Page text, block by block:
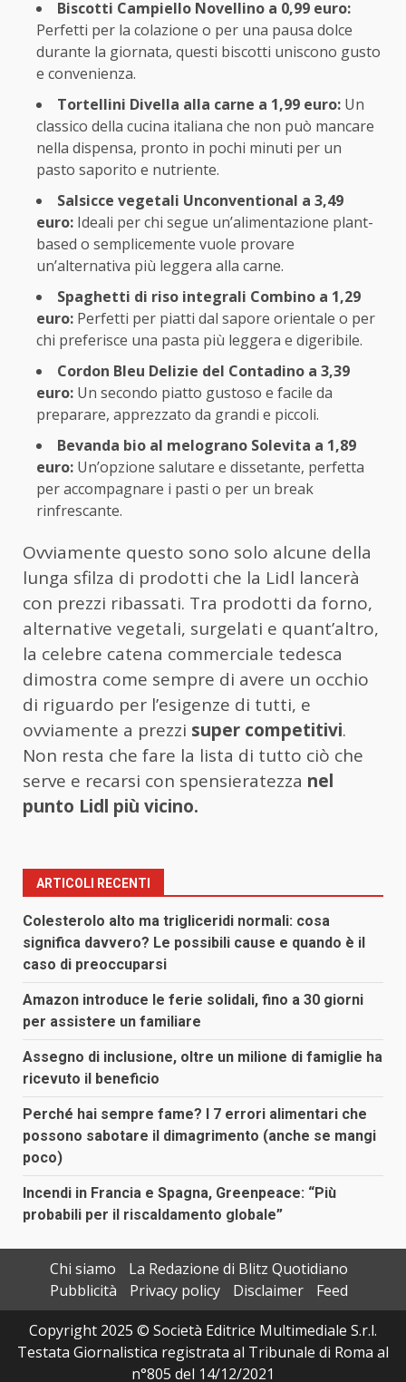
Biscotti Campiello Novellino a 0,99 euro:
Perfetti per la colazione o per una pausa dolce
durante la giornata, questi biscotti uniscono gusto
e convenienza.
Tortellini Divella alla carne a 1,99 euro: Un
classico della cucina italiana che non può mancare
nella dispensa, pronto in pochi minuti per un
pasto saporito e nutriente.
Salsicce vegetali Unconventional a 3,49
euro: Ideali per chi segue un’alimentazione plant-
based o semplicemente vuole provare
un’alternativa più leggera alla carne.
Spaghetti di riso integrali Combino a 1,29
euro: Perfetti per piatti dal sapore orientale o per
chi preferisce una pasta più leggera e digeribile.
Cordon Bleu Delizie del Contadino a 3,39
euro: Un secondo piatto gustoso e facile da
preparare, apprezzato da grandi e piccoli.
Bevanda bio al melograno Solevita a 1,89
euro: Un’opzione salutare e dissetante, perfetta
per accompagnare i pasti o per un break
rinfrescante.
Ovviamente questo sono solo alcune della
lunga sfilza di prodotti che la Lidl lancerà
con prezzi ribassati. Tra prodotti da forno,
alternative vegetali, surgelati e quant’altro,
la celebre catena commerciale tedesca
dimostra come sempre di avere un occhio
di riguardo per l’esigenze di tutti, e
ovviamente a prezzi super competitivi.
Non resta che fare la lista di tutto ciò che
serve e recarsi con spensieratezza nel
punto Lidl più vicino.
ARTICOLI RECENTI
Colesterolo alto ma trigliceridi normali: cosa
significa davvero? Le possibili cause e quando è il
caso di preoccuparsi
Amazon introduce le ferie solidali, fino a 30 giorni
per assistere un familiare
Assegno di inclusione, oltre un milione di famiglie ha
ricevuto il beneficio
Perché hai sempre fame? I 7 errori alimentari che
possono sabotare il dimagrimento (anche se mangi
poco)
Incendi in Francia e Spagna, Greenpeace: “Più
probabili per il riscaldamento globale”
Chi siamo
La Redazione di Blitz Quotidiano
Pubblicità
Privacy policy Disclaimer
Feed
Copyright 2025 © Società Editrice Multimediale S.r.l.
Testata Giornalistica registrata al Tribunale di Roma al
n°805 del 14/12/2021